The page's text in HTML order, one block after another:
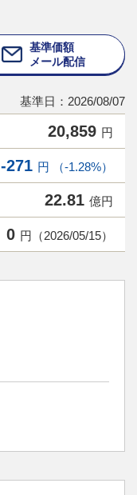
基準価額
メール配信
基準日：2026/08/07
20,859 円
-271 円 （-1.28%）
22.81 億円
0 円（2026/05/15）